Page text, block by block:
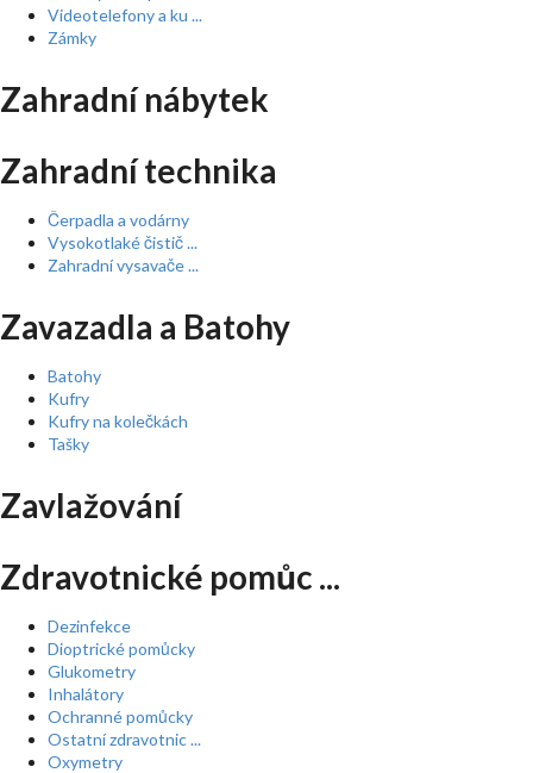
Videotelefony a ku ...
Zámky
Zahradní nábytek
Zahradní technika
Čerpadla a vodárny
Vysokotlaké čistič ...
Zahradní vysavače ...
Zavazadla a Batohy
Batohy
Kufry
Kufry na kolečkách
Tašky
Zavlažování
Zdravotnické pomůc ...
Dezinfekce
Dioptrické pomůcky
Glukometry
Inhalátory
Ochranné pomůcky
Ostatní zdravotnic ...
Oxymetry